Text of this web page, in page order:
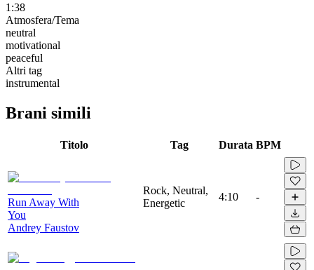
1:38
Atmosfera/Tema
neutral
motivational
peaceful
Altri tag
instrumental
Brani simili
Titolo Tag Durata BPM
Run Away With
You
Andrey Faustov
Rock, Neutral,
Energetic
4:10 -